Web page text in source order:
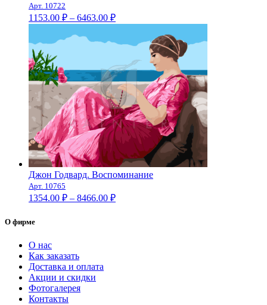
Арт. 10722
1153.00 ₽ – 6463.00 ₽Диапазон
цен:
1153.00 ₽
6463.00 ₽
Джон Годвард. Воспоминание
Арт. 10765
1354.00 ₽ – 8466.00 ₽Диапазон
О фирме
О нас
Как заказать
Доставка и оплата
Акции и скидки
Фотогалерея
Контакты